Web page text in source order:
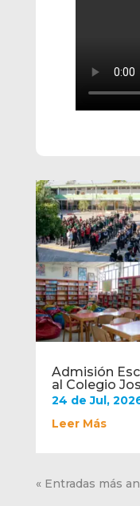
Admisión
al Colegio
24 de Jul,
Leer Más
« Entradas más